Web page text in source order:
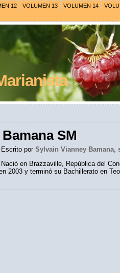
12 VOLUMEN 13 VOLUMEN 14
SM
Escrito por Sylvain Vianney Bamana,
Nació en Brazzaville, República del
2003 y terminó su Bachillerato en